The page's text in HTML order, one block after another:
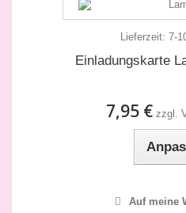
Lieferzeit: 7-
Einladungskarte
7,95 € zzgl.
Auf meine